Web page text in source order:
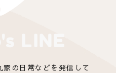
の日常などを発信して